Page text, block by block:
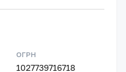
ОГРН
1027739716718